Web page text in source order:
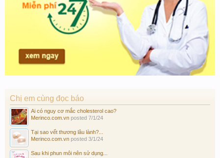
Chị em cùng đọc báo
Ai có nguy cơ mắc cholesterol cao?
Merinco.com.vn posted 7/1/24
Tại sao vết thương lâu lành?...
Merinco.com.vn posted 3/1/24
Sau khi phun môi nên sử dụng...